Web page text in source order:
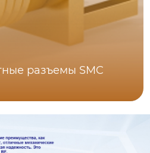
разъемы SMC